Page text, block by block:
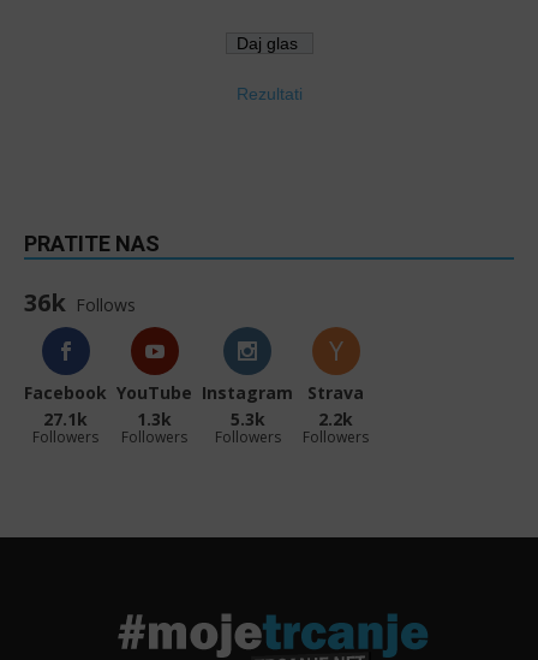
Rezultati
PRATITE NAS
36k Follows
Facebook
27.1k
Followers
YouTube
1.3k
Followers
Instagram
5.3k
Followers
Strava
2.2k
Followers